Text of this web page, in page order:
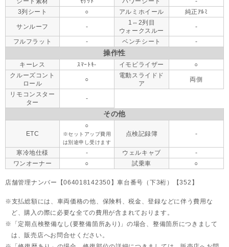
3列シート
○ アルミホイール 純正ｱﾙﾐ
サンルーフ -
1⇔2列目
ウォークスルー
-
フルフラット - ベンチシート -
操作性
キーレス ｽﾏｰﾄｷ- イモビライザー
○
クルーズコント
ロール
○
電動スライドド
ア
両側
リモコンスター
ター
-
その他
ETC
○
※セットアップ費用
は別途申し受けます
点検記録簿 -
寒冷地仕様 - ウェルキャブ
-
ワンオーナー
○ 試乗車 ○
店舗管理ナンバー【064018142350】車台番号（下3桁）【352】
支払総額には、車両価格の他、保険料、税金、登録などに伴う費用な
ど、購入の際に必要な全ての費用が含まれております。
「定期点検整備なし(要整備箇所あり)」の場合、整備箇所につきまして
は、販売店へお問合せください。